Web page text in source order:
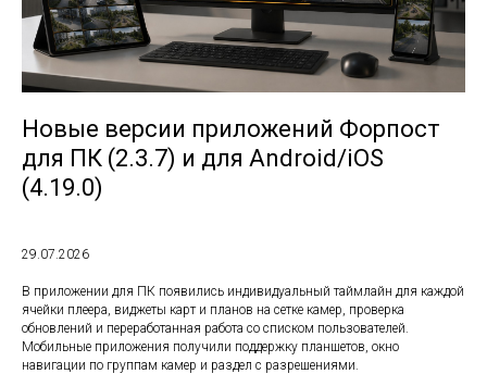
Новые версии приложений Форпост
для ПК (2.3.7) и для Android/iOS
(4.19.0)
29.07.2026
В приложении для ПК появились индивидуальный таймлайн для каждой
ячейки плеера, виджеты карт и планов на сетке камер, проверка
обновлений и переработанная работа со списком пользователей.
Мобильные приложения получили поддержку планшетов, окно
навигации по группам камер и раздел с разрешениями.